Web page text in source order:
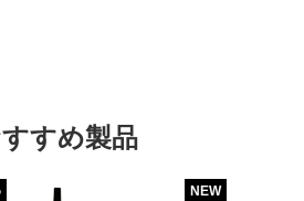
すめ製品
NEW